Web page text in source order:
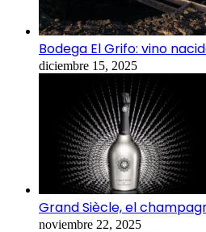
Bodega El Grifo: vino
diciembre 15, 2025
Grand Siècle, el
noviembre 22, 2025